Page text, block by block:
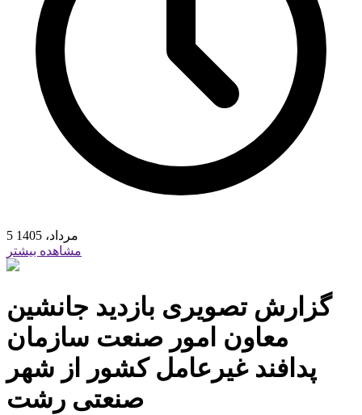
5 مرداد، 1405
مشاهده بیشتر
گزارش تصویری بازدید جانشین
معاون امور صنعت سازمان
پدافند غیرعامل کشور از شهر
صنعتی رشت